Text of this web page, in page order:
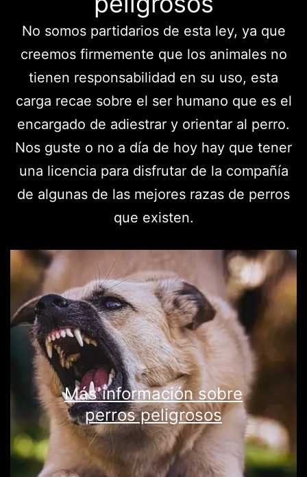
No somos partidarios de esta ley, ya que
creemos firmemente que los animales no
tienen responsabilidad en su uso, esta
carga recae sobre el ser humano que es el
encargado de adiestrar y orientar al perro.
Nos guste o no a día de hoy hay que tener
una licencia para disfrutar de la compañía
de algunas de las mejores razas de perros
que existen.
Más información sobre
perros peligrosos